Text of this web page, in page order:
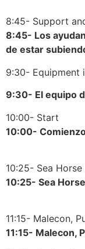
8:45- Support
8:45- Los
de estar
9:30- Equipment
9:30- El equipo
10:00- Start
10:00-
10:25- Sea
10:25- Sea
11:15- Malecon,
11:15- Malecon,